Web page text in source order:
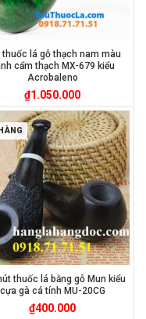
thuốc lá gỗ thạch nam màu
cẩm thạch MX-679 kiểu
Acrobaleno
₫1.050.000
thuốc lá bằng gỗ Mun kiểu
cựa gà cá tính MU-20CG
₫400.000